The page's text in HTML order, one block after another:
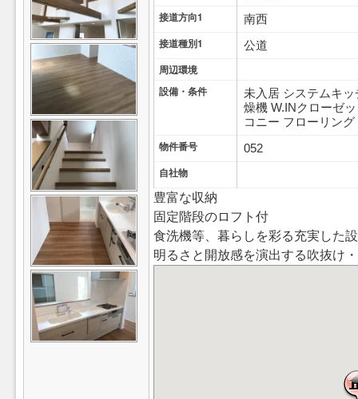
接道方向1 南西
接道種別1 公道
周辺環境
設備・条件
未入居 システムキッ
燥機 W.INクローゼ
コニー フローリング
物件番号 052
自社物
豊富な収納
固定階段のロフト付
食洗機等、暮らしを彩る充実した
明るさと開放感を演出する吹抜け